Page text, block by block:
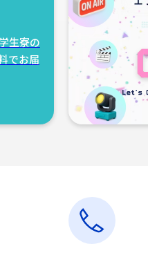
生寮の
でお届